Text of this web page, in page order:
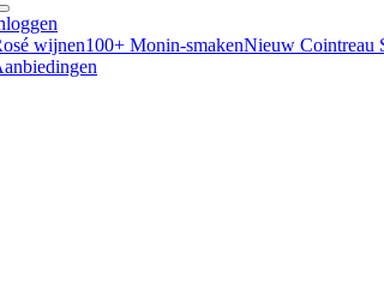
wijnen100+ Monin-smakenNieuw Cointreau